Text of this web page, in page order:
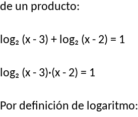
de un producto:
log₂ (x - 3) + log₂ (x - 2) = 1
log₂ (x - 3)·(x - 2) = 1
Por definición de logaritmo: